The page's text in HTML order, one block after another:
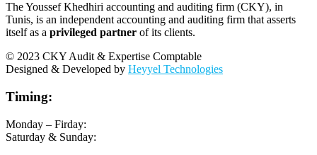
The Youssef Khedhiri accounting and auditing firm (CKY), in
Tunis, is an independent accounting and auditing firm that asserts
itself as a privileged partner of its clients.
© 2023 CKY Audit & Expertise Comptable
Designed & Developed by Heyyel Technologies
Timing:
Monday – Firday:
Saturday & Sunday: